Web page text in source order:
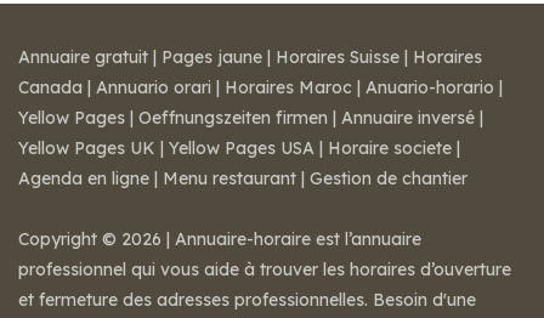
Annuaire gratuit | Pages jaune | Horaires Suisse | Horaires
Canada | Annuario orari | Horaires Maroc | Anuario-horario |
Yellow Pages | Oeffnungszeiten firmen | Annuaire inversé |
Yellow Pages UK | Yellow Pages USA | Horaire societe |
Agenda en ligne | Menu restaurant | Gestion de chantier
Copyright © 2026 | Annuaire-horaire est l’annuaire
professionnel qui vous aide à trouver les horaires d’ouverture
et fermeture des adresses professionnelles. Besoin d'une